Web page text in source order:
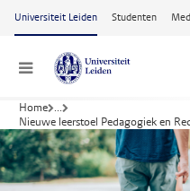
Ga naar hoofdinhoud
Universiteit Leiden Studenten
Menu
Home ...
Nieuwe leerstoel Pedagogiek en